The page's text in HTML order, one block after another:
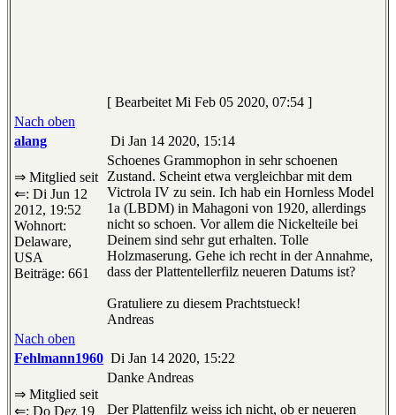
[ Bearbeitet Mi Feb 05 2020, 07:54 ]
Nach oben
alang
Di Jan 14 2020, 15:14
⇒ Mitglied seit
⇐: Di Jun 12
2012, 19:52
Wohnort:
Delaware,
USA
Beiträge: 661
Schoenes Grammophon in sehr schoenen
Zustand. Scheint etwa vergleichbar mit dem
Victrola IV zu sein. Ich hab ein Hornless Model
1a (LBDM) in Mahagoni von 1920, allerdings
nicht so schoen. Vor allem die Nickelteile bei
Deinem sind sehr gut erhalten. Tolle
Holzmaserung. Gehe ich recht in der Annahme,
dass der Plattentellerfilz neueren Datums ist?
Gratuliere zu diesem Prachtstueck!
Andreas
Nach oben
Fehlmann1960 Di Jan 14 2020, 15:22
⇒ Mitglied seit
⇐: Do Dez 19
Danke Andreas
Der Plattenfilz weiss ich nicht, ob er neueren